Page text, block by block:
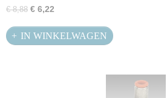
€ 8,88 € 6,22
IN WINKELWAGEN